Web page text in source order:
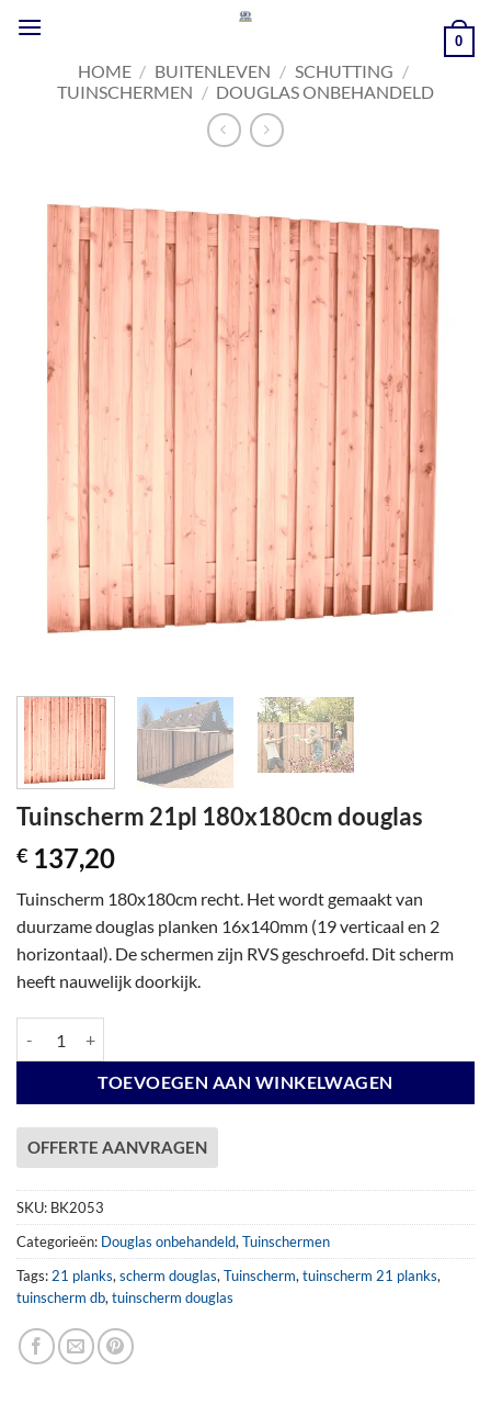
naar
0
HOME / BUITENLEVEN / SCHUTTING /
TUINSCHERMEN / DOUGLAS ONBEHANDELD
Tuinscherm 21pl 180x180cm douglas
€ 137,20
Tuinscherm 180x180cm recht. Het wordt gemaakt van
duurzame douglas planken 16x140mm (19 verticaal en 2
horizontaal). De schermen zijn RVS geschroefd. Dit scherm
heeft nauwelijk doorkijk.
TOEVOEGEN AAN WINKELWAGEN
OFFERTE AANVRAGEN
SKU: BK2053
Categorieën: Douglas onbehandeld,Tuinschermen
Tags:21 planks,scherm douglas,Tuinscherm,tuinscherm 21 planks,
tuinscherm db,tuinscherm douglas